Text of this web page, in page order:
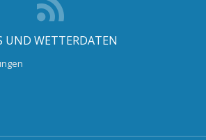
UND WETTERDATEN